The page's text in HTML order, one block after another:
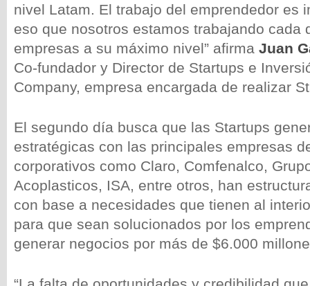
nivel Latam. El trabajo del emprendedor es
eso que nosotros estamos trabajando cada
empresas a su máximo nivel” afirma Juan
Co-fundador y Director de Startups e
Company, empresa encargada de realizar
El segundo día busca que las Startups
estratégicas con las principales empresas
corporativos como Claro, Comfenalco,
Acoplasticos, ISA, entre otros, han
con base a necesidades que tienen al
para que sean solucionados por los
generar negocios por más de $6.000